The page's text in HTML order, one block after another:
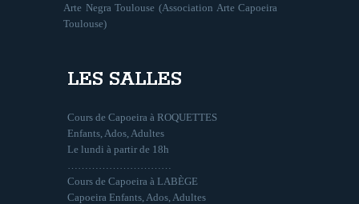
Arte Negra Toulouse (Association Arte Capoeira
Toulouse)
LES SALLES
Cours de Capoeira à ROQUETTES
Enfants, Ados, Adultes
Le lundi à partir de 18h
Cours de Capoeira à LABÈGE
Capoeira Enfants, Ados, Adultes